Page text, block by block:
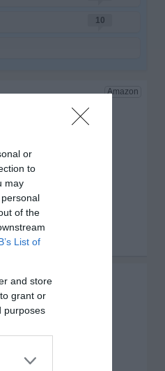
or
to
may
of the
List of
and store
grant or
purposes
10